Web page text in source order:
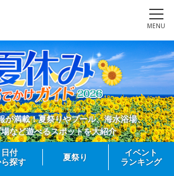
MENU
が満載！夏祭りやプール、海水浴場、
など遊べるスポットを大紹介
日付
探す
夏祭り
イベント
ランキング